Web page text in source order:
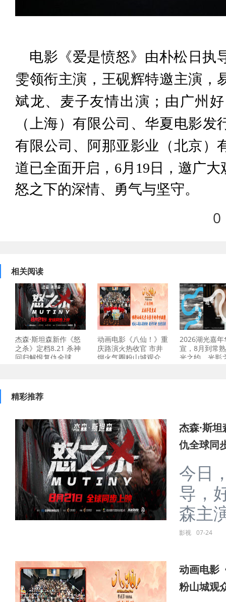
电影《爱是愤怒》由朴松日执
雯领衔主演，王砚辉特邀主演，
斌龙、麦子友情出演；由广州
（上海）有限公司、华夏电影
有限公司、阿那亚影业（北京）
道已全面开启， 6月19日，邀广
怒之下的深情、勇气与坚守。
0
相关阅读
杰森·斯坦森新作《怒
之杀》定档8.21 杀神
回归解恨复仇全球
动画电影《八仙！》重
庆路演火热收官 市井
烟火气圈粉山城观众
2026湖光嘉年
宣，8月到常
光之约、光影
精彩推荐
杰森·斯
仇全球同
今日
导，
森主
影视 07-24
动画电影
粉山城观